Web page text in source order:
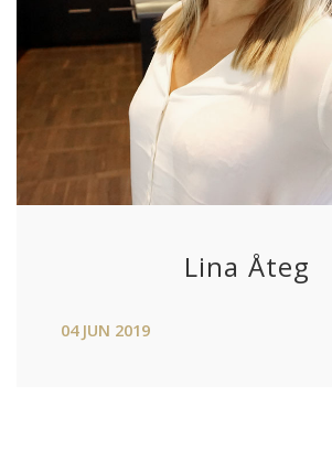
Lina Åteg
04 JUN 2019